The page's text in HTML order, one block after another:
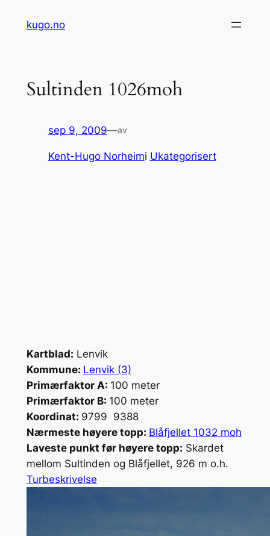
kugo.no
Sultinden 1026moh
sep 9, 2009—av
Kent-Hugo Norheimi Ukategorisert
Kartblad: Lenvik
Kommune: Lenvik (3)
Primærfaktor A: 100 meter
Primærfaktor B: 100 meter
Koordinat: 9799 9388
Nærmeste høyere topp: Blåfjellet 1032 moh
Laveste punkt før høyere topp: Skardet
mellom Sultinden og Blåfjellet, 926 m o.h.
Turbeskrivelse